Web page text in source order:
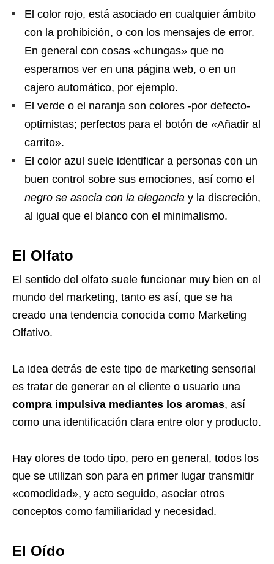
El color rojo, está asociado en cualquier ámbito
con la prohibición, o con los mensajes de error.
En general con cosas «chungas» que no
esperamos ver en una página web, o en un
cajero automático, por ejemplo.
El verde o el naranja son colores -por defecto-
optimistas; perfectos para el botón de «Añadir al
carrito».
El color azul suele identificar a personas con un
buen control sobre sus emociones, así como el
negro se asocia con la elegancia y la discreción,
al igual que el blanco con el minimalismo.
El Olfato
El sentido del olfato suele funcionar muy bien en el
mundo del marketing, tanto es así, que se ha
creado una tendencia conocida como Marketing
Olfativo.
La idea detrás de este tipo de marketing sensorial
es tratar de generar en el cliente o usuario una
compra impulsiva mediantes los aromas, así
como una identificación clara entre olor y producto.
Hay olores de todo tipo, pero en general, todos los
que se utilizan son para en primer lugar transmitir
«comodidad», y acto seguido, asociar otros
conceptos como familiaridad y necesidad.
El Oído